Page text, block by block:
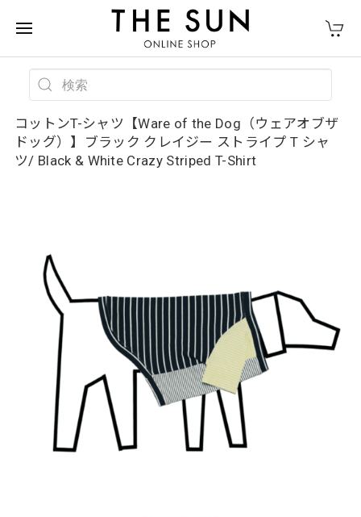
コットンT-シャツ【Ware of the Dog（ウェアオブザ
ドッグ）】ブラック クレイジー ストライプ T シャ
ツ/ Black & White Crazy Striped T-Shirt